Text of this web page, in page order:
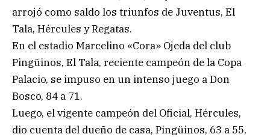
arrojó como saldo los triunfos de Juventus, El
Tala, Hércules y Regatas.
En el estadio Marcelino «Cora» Ojeda del club
Pingüinos, El Tala, reciente campeón de la Copa
Palacio, se impuso en un intenso juego a Don
Bosco, 84 a 71.
Luego, el vigente campeón del Oficial, Hércules,
dio cuenta del dueño de casa, Pingüinos, 63 a 55,